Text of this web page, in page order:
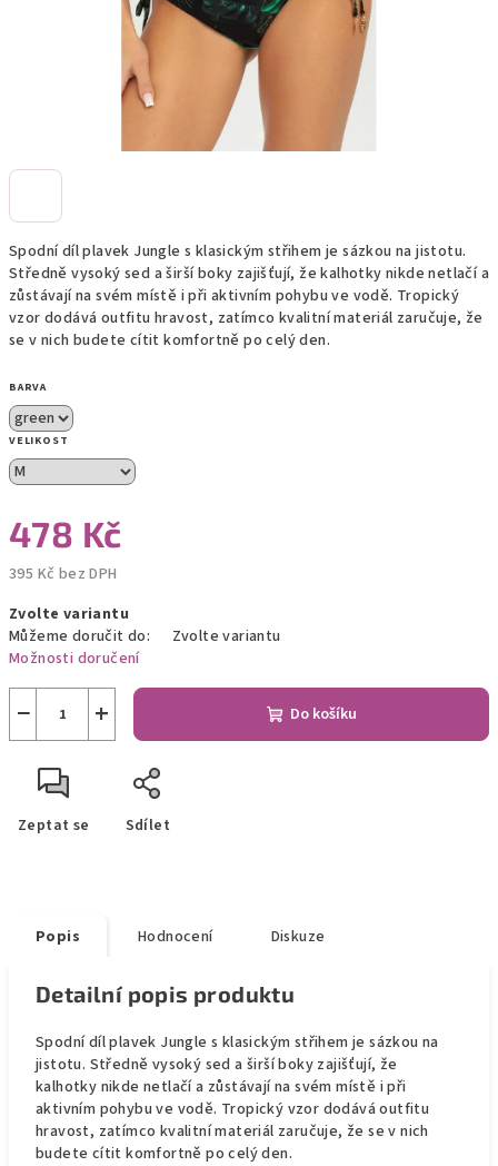
Spodní díl plavek Jungle s klasickým střihem je sázkou na jistotu.
Středně vysoký sed a širší boky zajišťují, že kalhotky nikde netlačí a
zůstávají na svém místě i při aktivním pohybu ve vodě. Tropický
vzor dodává outfitu hravost, zatímco kvalitní materiál zaručuje, že
se v nich budete cítit komfortně po celý den.
BARVA
VELIKOST
478 Kč
395 Kč bez DPH
cena:
Zvolte variantu
Můžeme doručit do:
Zvolte variantu
Možnosti doručení
+
− Do košíku
Zeptat se Sdílet
Popis Hodnocení Diskuze
Detailní popis produktu
Spodní díl plavek Jungle s klasickým střihem je sázkou na
jistotu. Středně vysoký sed a širší boky zajišťují, že
kalhotky nikde netlačí a zůstávají na svém místě i při
aktivním pohybu ve vodě. Tropický vzor dodává outfitu
hravost, zatímco kvalitní materiál zaručuje, že se v nich
budete cítit komfortně po celý den.